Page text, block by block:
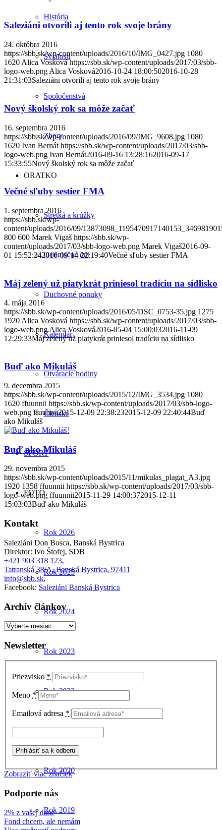
História
Sviatosti
Spoločenstvá
Zbory
ORATKO
Stretká a krúžky
Orientačné dni
Duchovné ponuky
Kalendár
Otváracie hodiny
Členské
ŠPORT
FOTO
Rok 2026
Rok 2025
Rok 2024
Rok 2023
Rok 2022
Rok 2020
Rok 2019
Saleziáni otvorili aj tento rok svoje brány
24. októbra 2016
https://sbb.sk/wp-content/uploads/2016/10/IMG_0427.jpg 1080
1620 Alica Vosková https://sbb.sk/wp-content/uploads/2017/03/sbb-
logo-web.png Alica Vosková2016-10-24 18:00:502016-10-28
21:31:03Saleziáni otvorili aj tento rok svoje brány
Nový školský rok sa môže začať
16. septembra 2016
https://sbb.sk/wp-content/uploads/2016/09/IMG_9608.jpg 1080
1620 Ivan Bernát https://sbb.sk/wp-content/uploads/2017/03/sbb-
logo-web.png Ivan Bernát2016-09-16 13:28:162016-09-17
15:33:55Nový školský rok sa môže začať
Večné sľuby sestier FMA
1. septembra 2016
https://sbb.sk/wp-
content/uploads/2016/09/
800 600 Marek Vigaš https://sbb.sk/wp-
content/uploads/2017/03/sbb-logo-web.png Marek Vigaš2016-09-
01 15:52:242016-09-14 22:19:40Večné sľuby sestier FMA
Máj zelený už piatykrát priniesol tradíciu na sídlisko
4. mája 2016
https://sbb.sk/wp-content/uploads/2016/05/DSC_0753-35.jpg 1275
1920 Alica Vosková https://sbb.sk/wp-content/uploads/2017/03/sbb-
logo-web.png Alica Vosková2016-05-04 15:00:032016-11-09
12:29:33Máj zelený už piatykrát priniesol tradíciu na sídlisko
Buď ako Mikuláš
9. decembra 2015
https://sbb.sk/wp-content/uploads/2015/12/IMG_3534.jpg 1080
1620 ffuunnii https://sbb.sk/wp-content/uploads/2017/03/sbb-logo-
web.png ffuunnii2015-12-09 22:38:232015-12-09 22:40:44Buď
ako Mikuláš
Buď ako Mikuláš
29. novembra 2015
https://sbb.sk/wp-content/uploads/2015/11/mikulas_plagat_A3.jpg
1920 1358 ffuunnii https://sbb.sk/wp-content/uploads/2017/03/sbb-
logo-web.png ffuunnii2015-11-29 14:00:372015-12-11
15:03:03Buď ako Mikuláš
Kontakt
Saleziáni Don Bosca, Banská Bystrica
Direktor: Ivo Štofej, SDB
+421 903 318 123,
Tatranská 38/A, Banská Bystrica, 97411
info@sbb.sk,
Facebook: Saleziáni Banská Bystrica
Archív článkov
Archív
Newsletter
Priezvisko *
Meno *
Emailová adresa *
Zobraziť viac značiek
Podporte nás
2% z vašej dane
Fond chcem, ale nemám